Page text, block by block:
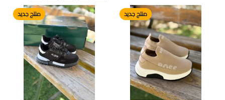
منتج جديد منتج جديد